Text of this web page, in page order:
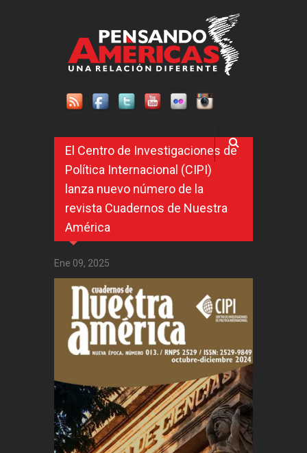
El Centro de Investigaciones de
Política Internacional (CIPI)
lanza nuevo número de la
revista Cuadernos de Nuestra
América
Ene 09, 2025